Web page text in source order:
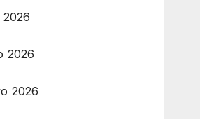
2026
2026
2026